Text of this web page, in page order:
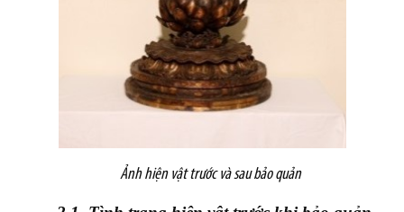
Ảnh hiện vật trước và sau bảo quản